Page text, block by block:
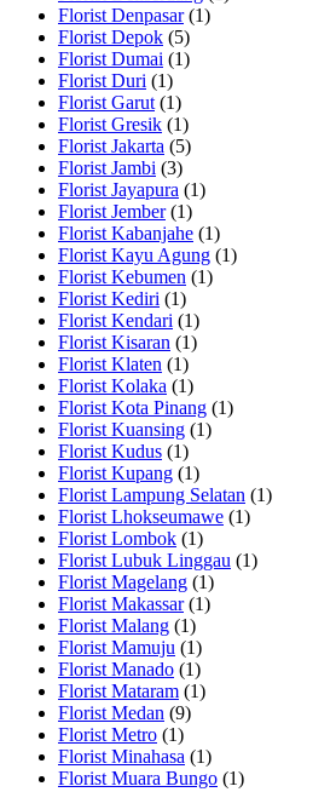
Florist Denpasar(1)
Florist Depok (5)
Florist Dumai (1)
Florist Duri (1)
Florist Garut (1)
Florist Gresik (1)
Florist Jakarta (5)
Florist Jambi (3)
Florist Jayapura (1)
Florist Jember(1)
Florist Kabanjahe (1)
Florist Kayu Agung (1)
Florist Kebumen (1)
Florist Kediri (1)
Florist Kendari (1)
Florist Kisaran (1)
Florist Klaten (1)
Florist Kolaka (1)
Florist Kota Pinang (1)
Florist Kuansing (1)
Florist Kudus (1)
Florist Kupang (1)
Florist Lampung Selatan (1)
Florist Lhokseumawe (1)
Florist Lombok (1)
Florist Lubuk Linggau (1)
Florist Magelang (1)
Florist Makassar(1)
Florist Malang (1)
Florist Mamuju (1)
Florist Manado (1)
Florist Mataram (1)
Florist Medan (9)
Florist Metro (1)
Florist Minahasa (1)
Florist Muara Bungo (1)